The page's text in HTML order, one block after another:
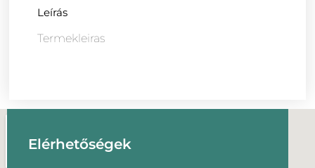
Leírás
Termekleiras
Elérhetőségek